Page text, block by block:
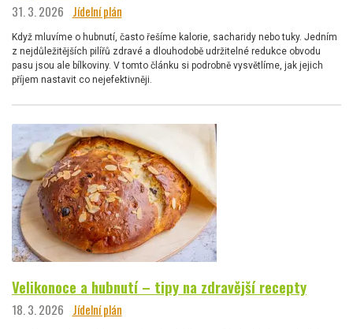
31. 3. 2026 Jídelní plán
Když mluvíme o hubnutí, často řešíme kalorie, sacharidy nebo tuky. Jedním
z nejdůležitějších pilířů zdravé a dlouhodobě udržitelné redukce obvodu
pasu jsou ale bílkoviny. V tomto článku si podrobně vysvětlíme, jak jejich
příjem nastavit co nejefektivněji.
Velikonoce a hubnutí – tipy na zdravější recepty
18. 3. 2026 Jídelní plán